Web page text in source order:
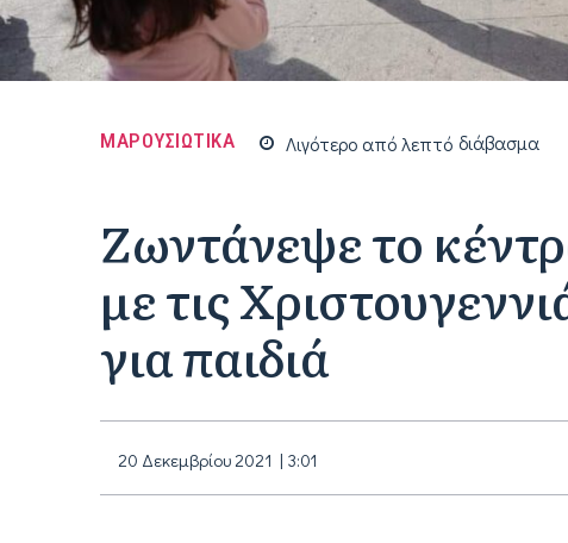
ΜΑΡΟΥΣΙΩΤΙΚΑ Λιγότερο απόλεπτό διάβασμα
Ζωντάνεψε το
με τις
για παιδιά
20 Δεκεμβρίου 2021 | 3:01